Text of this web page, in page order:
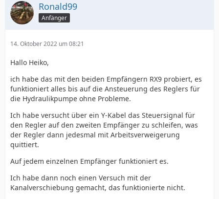
Ronald99
Anfänger
14. Oktober 2022 um 08:21
Hallo Heiko,
ich habe das mit den beiden Empfängern RX9 probiert, es
funktioniert alles bis auf die Ansteuerung des Reglers für
die Hydraulikpumpe ohne Probleme.
Ich habe versucht über ein Y-Kabel das Steuersignal für
den Regler auf den zweiten Empfänger zu schleifen, was
der Regler dann jedesmal mit Arbeitsverweigerung
quittiert.
Auf jedem einzelnen Empfänger funktioniert es.
Ich habe dann noch einen Versuch mit der
Kanalverschiebung gemacht, das funktionierte nicht.